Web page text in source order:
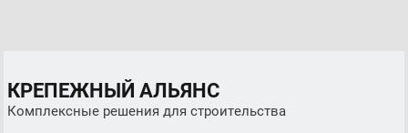
КРЕПЕЖНЫЙ АЛЬЯНС
Комплексные решения для строительства